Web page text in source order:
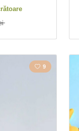
Închidere filtrul
9